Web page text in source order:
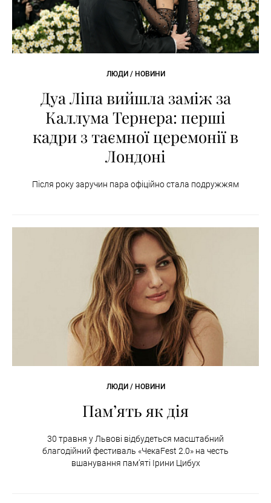
ЛЮДИ / НОВИНИ
Дуа Ліпа вийшла заміж за
Каллума Тернера: перші
кадри з таємної церемонії в
Лондоні
Після року заручин пара офіційно стала подружжям
ЛЮДИ / НОВИНИ
Пам’ять як дія
30 травня у Львові відбудеться масштабний
благодійний фестиваль «ЧекаFest 2.0» на честь
вшанування пам’яті Ірини Цибух